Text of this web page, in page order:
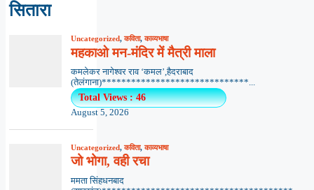
सितारा
Uncategorized,कविता,काव्यभाषा
महकाओ मन-मंदिर में मैत्री माला
कमलेकर नागेश्वर राव ‘कमल’,हैदराबाद
(तेलंगाना)******************************...
Total Views : 46
August 5, 2026
Uncategorized,कविता,काव्यभाषा
जो भोगा, वही रचा
ममता सिंहधनबाद